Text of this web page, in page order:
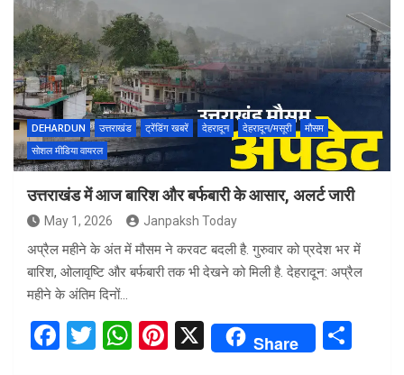
b
o
o
k
er s
A
p
p
es
t
e
DEHARDUN उत्तराखंड ट्रेंडिंग खबरें देहरादून देहरादून/मसूरी
मौसम
सोशल मीडिया वायरल
उत्तराखंड में आज बारिश और बर्फबारी के आसार, अलर्ट जारी
May 1, 2026 Janpaksh Today
अप्रैल महीने के अंत में मौसम ने करवट बदली है. गुरुवार को प्रदेश भर में
बारिश, ओलावृष्टि और बर्फबारी तक भी देखने को मिली है. देहरादून: अप्रैल
महीने के अंतिम दिनों…
F
T
W Pi X Share